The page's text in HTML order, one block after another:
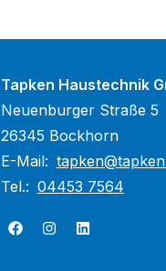
Tapken Haustechnik
Neuenburger Straße 5
26345 Bockhorn
E-Mail:
Tel.: 04453 7564